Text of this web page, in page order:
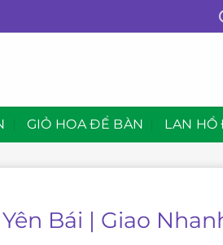
GIỎ HOA ĐỂ BÀN LAN HỒ
Bái | Giao